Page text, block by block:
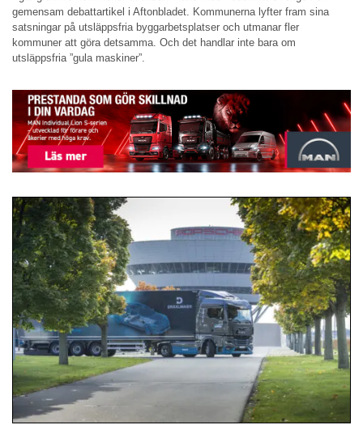
gemensam debattartikel i Aftonbladet. Kommunerna lyfter fram sina
satsningar på utsläppsfria byggarbetsplatser och utmanar fler
kommuner att göra detsamma. Och det handlar inte bara om
utsläppsfria ”gula maskiner”.